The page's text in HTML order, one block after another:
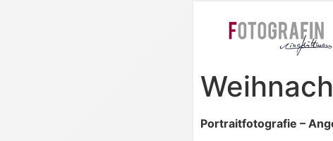
Portraitfotografie –